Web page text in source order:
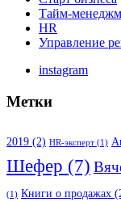
Тайм-
HR
Управление
instagram
Метки
2019 (2) HR-эксперт (1)
Шефер (7)
(1) Книги о продажах